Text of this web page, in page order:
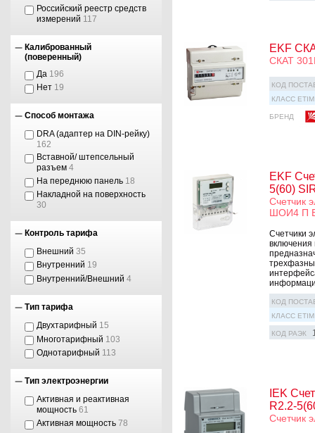
Российский реестр средств
измерений 117
Калиброванный
(поверенный)
Да 196
Нет 19
Способ монтажа
DRA (адаптер на DIN-рейку)
162
Вставной/ штепсельный
разъем 4
На переднюю панель 18
Накладной на поверхность
30
Контроль тарифа
Внешний 35
Внутренний 19
Внутренний/Внешний 4
Тип тарифа
Двухтарифный 15
Многотарифный 103
Однотарифный 113
Тип электроэнергии
Активная и реактивная
мощность 61
Активная мощность 78
EKF
СКАТ
КОД
КЛАСС ETIM
БРЕНД
EKF
5(60)
Счетчик
ШОИ4 П
Счетчики
КОД
КЛАСС ETIM
КОД РАЭК
IEK
R2.2-
Счетчик